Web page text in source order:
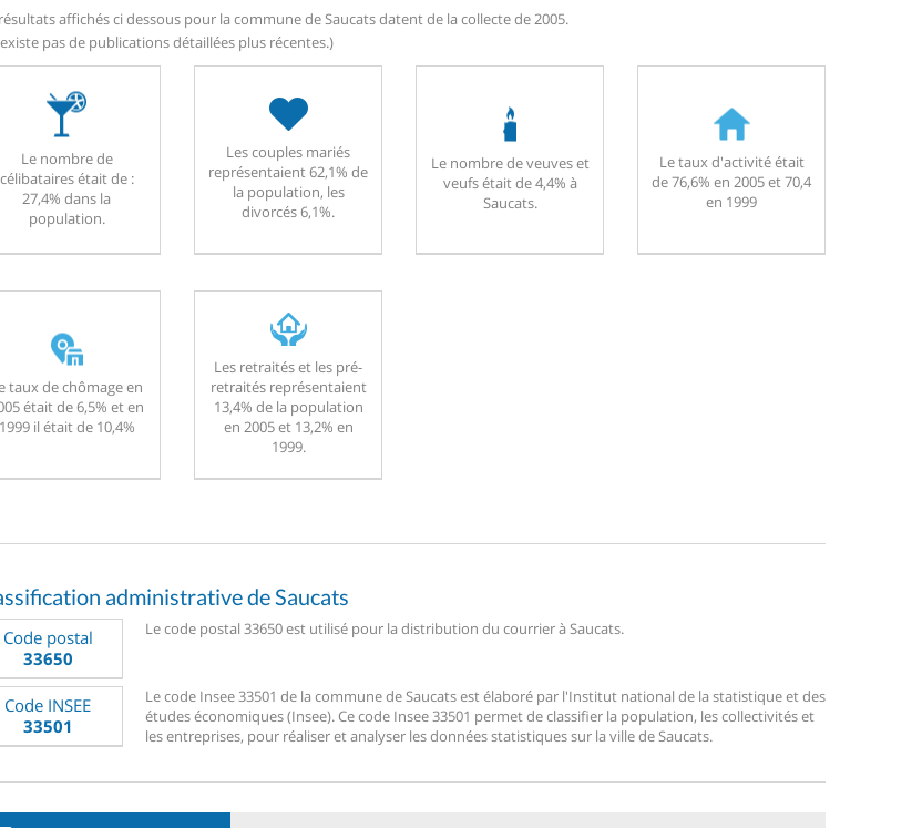
affichés ci dessous pour la commune de Saucats datent de la collecte de 2005.
pas de publications détaillées plus récentes.)
Le nombre de
célibataires était de :
27,4% dans la
population.
Les couples mariés
représentaient 62,1% de
la population, les
divorcés 6,1%.
Le nombre de veuves et
veufs était de 4,4% à
Saucats.
Le taux d'activité était
de 76,6% en 2005 et 70,4
en 1999
taux de chômage en
était de 6,5% et en
1999 il était de 10,4%
Les retraités et les pré-
retraités représentaient
13,4% de la population
en 2005 et 13,2% en
1999.
administrative de Saucats
Code postal
33650
Le code postal 33650 est utilisé pour la distribution du courrier à Saucats.
Code INSEE
33501
Le code Insee 33501 de la commune de Saucats est élaboré par l'Institut national de la statistique et des
études économiques (Insee). Ce code Insee 33501 permet de classifier la population, les collectivités et
les entreprises, pour réaliser et analyser les données statistiques sur la ville de Saucats.